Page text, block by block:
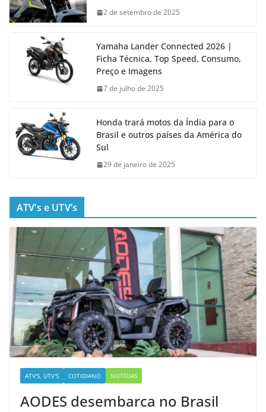
2 de setembro de 2025
Yamaha Lander Connected 2026 |
Ficha Técnica, Top Speed, Consumo,
Preço e Imagens
7 de julho de 2025
Honda trará motos da Índia para o
Brasil e outros países da América do
Sul
29 de janeiro de 2025
ATV’s e UTV’s
ATV'S, UTV'S COTIDIANO NOTÍCIAS
AODES desembarca no Brasil